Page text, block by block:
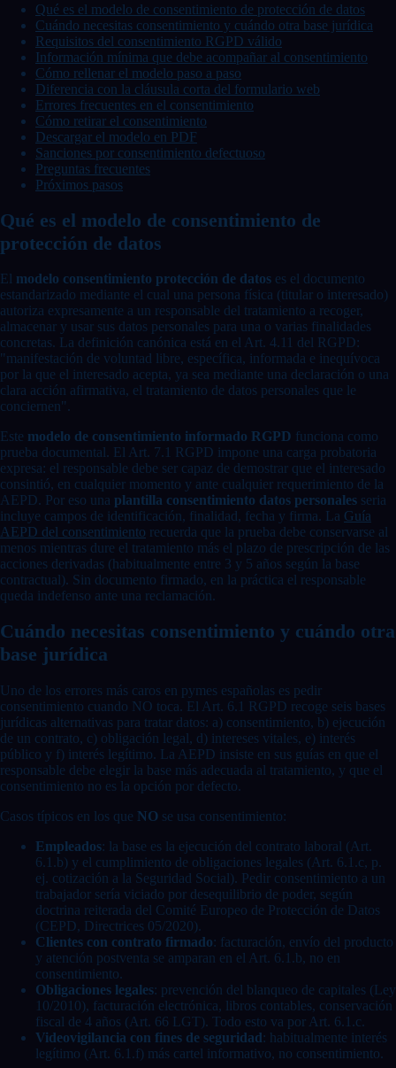
Qué es el modelo de consentimiento de protección de datos
Cuándo necesitas consentimiento y cuándo otra base jurídica
Requisitos del consentimiento RGPD válido
Información mínima que debe acompañar al consentimiento
Cómo rellenar el modelo paso a paso
Diferencia con la cláusula corta del formulario web
Errores frecuentes en el consentimiento
Cómo retirar el consentimiento
Descargar el modelo en PDF
Sanciones por consentimiento defectuoso
Preguntas frecuentes
Próximos pasos
Qué es el modelo de consentimiento de
protección de datos
El modelo consentimiento protección de datos es el documento
estandarizado mediante el cual una persona física (titular o interesado)
autoriza expresamente a un responsable del tratamiento a recoger,
almacenar y usar sus datos personales para una o varias finalidades
concretas. La definición canónica está en el Art. 4.11 del RGPD:
"manifestación de voluntad libre, específica, informada e inequívoca
por la que el interesado acepta, ya sea mediante una declaración o una
clara acción afirmativa, el tratamiento de datos personales que le
conciernen".
Este modelo de consentimiento informado RGPD funciona como
prueba documental. El Art. 7.1 RGPD impone una carga probatoria
expresa: el responsable debe ser capaz de demostrar que el interesado
consintió, en cualquier momento y ante cualquier requerimiento de la
AEPD. Por eso una plantilla consentimiento datos personales seria
incluye campos de identificación, finalidad, fecha y firma. La Guía
AEPD del consentimiento recuerda que la prueba debe conservarse al
menos mientras dure el tratamiento más el plazo de prescripción de las
acciones derivadas (habitualmente entre 3 y 5 años según la base
contractual). Sin documento firmado, en la práctica el responsable
queda indefenso ante una reclamación.
Cuándo necesitas consentimiento y cuándo otra
base jurídica
Uno de los errores más caros en pymes españolas es pedir
consentimiento cuando NO toca. El Art. 6.1 RGPD recoge seis bases
jurídicas alternativas para tratar datos: a) consentimiento, b) ejecución
de un contrato, c) obligación legal, d) intereses vitales, e) interés
público y f) interés legítimo. La AEPD insiste en sus guías en que el
responsable debe elegir la base más adecuada al tratamiento, y que el
consentimiento no es la opción por defecto.
Casos típicos en los que NO se usa consentimiento:
Empleados: la base es la ejecución del contrato laboral (Art.
6.1.b) y el cumplimiento de obligaciones legales (Art. 6.1.c, p.
ej. cotización a la Seguridad Social). Pedir consentimiento a un
trabajador sería viciado por desequilibrio de poder, según
doctrina reiterada del Comité Europeo de Protección de Datos
(CEPD, Directrices 05/2020).
Clientes con contrato firmado: facturación, envío del producto
y atención postventa se amparan en el Art. 6.1.b, no en
consentimiento.
Obligaciones legales: prevención del blanqueo de capitales (Ley
10/2010), facturación electrónica, libros contables, conservación
fiscal de 4 años (Art. 66 LGT). Todo esto va por Art. 6.1.c.
Videovigilancia con fines de seguridad: habitualmente interés
legítimo (Art. 6.1.f) más cartel informativo, no consentimiento.